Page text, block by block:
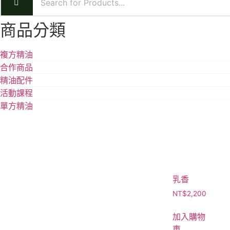
商品分類
複方精油
合作商品
精油配件
活動課程
單方精油
乳香
NT$2,200
加入購物